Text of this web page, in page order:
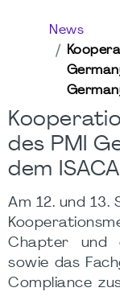
News
des PMI
dem
Am 12. und
Chapter und
sowie das
Compliance